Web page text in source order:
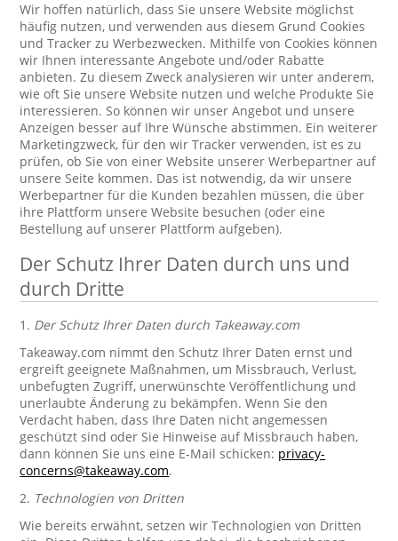
Wir hoffen natürlich, dass Sie unsere Website möglichst
häufig nutzen, und verwenden aus diesem Grund Cookies
und Tracker zu Werbezwecken. Mithilfe von Cookies können
wir Ihnen interessante Angebote und/oder Rabatte
anbieten. Zu diesem Zweck analysieren wir unter anderem,
wie oft Sie unsere Website nutzen und welche Produkte Sie
interessieren. So können wir unser Angebot und unsere
Anzeigen besser auf Ihre Wünsche abstimmen. Ein weiterer
Marketingzweck, für den wir Tracker verwenden, ist es zu
prüfen, ob Sie von einer Website unserer Werbepartner auf
unsere Seite kommen. Das ist notwendig, da wir unsere
Werbepartner für die Kunden bezahlen müssen, die über
ihre Plattform unsere Website besuchen (oder eine
Bestellung auf unserer Plattform aufgeben).
Der Schutz Ihrer Daten durch uns und
durch Dritte
1. Der Schutz Ihrer Daten durch Takeaway.com
Takeaway.com nimmt den Schutz Ihrer Daten ernst und
ergreift geeignete Maßnahmen, um Missbrauch, Verlust,
unbefugten Zugriff, unerwünschte Veröffentlichung und
unerlaubte Änderung zu bekämpfen. Wenn Sie den
Verdacht haben, dass Ihre Daten nicht angemessen
geschützt sind oder Sie Hinweise auf Missbrauch haben,
dann können Sie uns eine E-Mail schicken: privacy-
concerns@takeaway.com.
2. Technologien von Dritten
Wie bereits erwähnt, setzen wir Technologien von Dritten